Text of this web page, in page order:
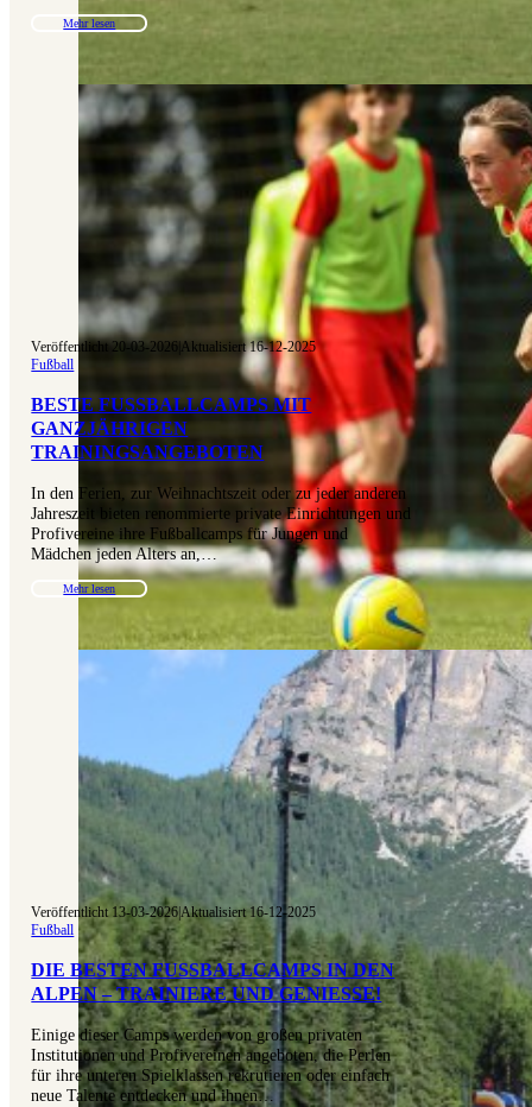
Mehr lesen
Veröffentlicht 20-03-2026|Aktualisiert 16-12-2025
Fußball
BESTE FUSSBALLCAMPS MIT G
ANZJÄHRIGEN T
RAININGSANGEBOTEN
In den Ferien, zur Weihnachtszeit oder zu jeder anderen
Jahreszeit bieten renommierte private Einrichtungen und
Profivereine ihre Fußballcamps für Jungen und
Mädchen jeden Alters an,…
Mehr lesen
Veröffentlicht 13-03-2026|Aktualisiert 16-12-2025
Fußball
DIE BESTEN FUSSBALLCAMPS IN DEN A
LPEN – TRAINIERE UND GENIESSE!
Einige dieser Camps werden von großen privaten
Institutionen und Profivereinen angeboten, die Perlen
für ihre unteren Spielklassen rekrutieren oder einfach
neue Talente entdecken und ihnen…